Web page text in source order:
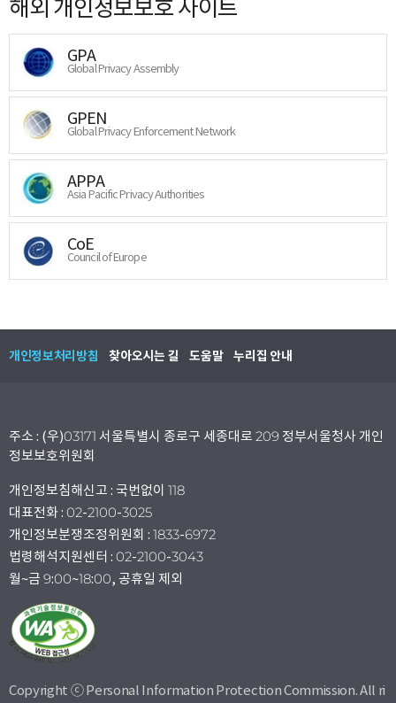
해외 개인정보보호 사이트
GPA
Global Privacy Assembly
GPEN
Global Privacy Enforcement Network
APPA
Asia Pacific Privacy Authorities
CoE
Council of Europe
개인정보처리방침 찾아오시는 길 도움말 누리집 안내
주소 : (우)03171 서울특별시 종로구 세종대로 209 정부서울청사 개인
정보보호위원회
개인정보침해신고 : 국번없이 118
대표전화 : 02-2100-3025
개인정보분쟁조정위원회 : 1833-6972
법령해석지원센터 : 02-2100-3043
월~금 9:00~18:00, 공휴일 제외
Copyright ⓒ Personal Information Protection Commission. All ri